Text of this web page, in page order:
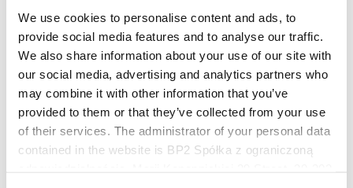
We use cookies to personalise content and ads, to
provide social media features and to analyse our traffic.
We also share information about your use of our site with
our social media, advertising and analytics partners who
may combine it with other information that you’ve
provided to them or that they’ve collected from your use
of their services. The administrator of your personal data
contained in the website is BP2 Spółka z ograniczoną
Pomocne linki